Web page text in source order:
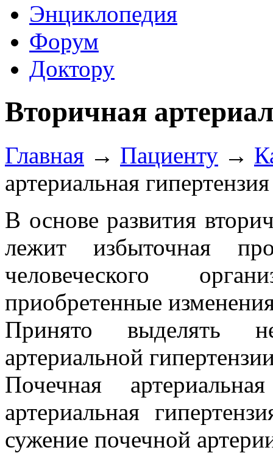
Энциклопедия
Форум
Доктору
Вторичная
Главная → Пациенту →
артериальная гипертензия
В основе развития
лежит избыточная
человеческого
приобретенные
Принято выделять
артериальной
Почечная артериальная
артериальная
сужение почечной